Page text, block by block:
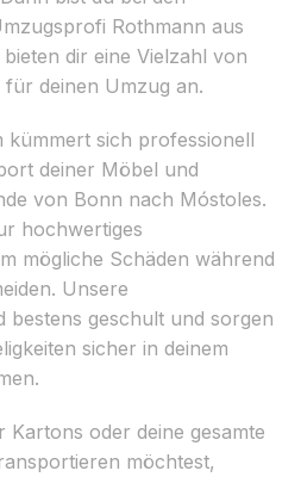
Rothmann aus
dir eine Vielzahl von
deinen Umzug an.
kümmert sich professionell
deiner Möbel und
von Bonn nach Móstoles.
hochwertiges
mögliche Schäden während
Unsere
bestens geschult und sorgen
sicher in deinem
Kartons oder deine gesamte
möchtest,